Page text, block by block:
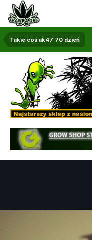
Takie coś ak47 70 dzień